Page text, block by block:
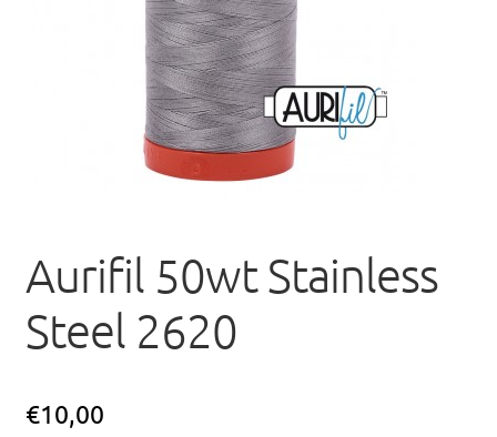
Aurifil 50wt Stainless
Steel 2620
€10,00